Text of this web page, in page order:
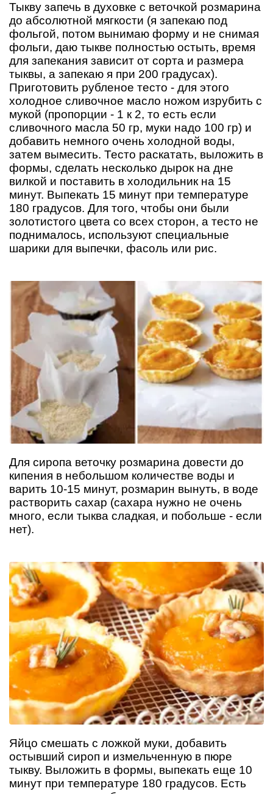
Тыкву запечь в духовке с веточкой розмарина
до абсолютной мягкости (я запекаю под
фольгой, потом вынимаю форму и не снимая
фольги, даю тыкве полностью остыть, время
для запекания зависит от сорта и размера
тыквы, а запекаю я при 200 градусах).
Приготовить рубленое тесто - для этого
холодное сливочное масло ножом изрубить с
мукой (пропорции - 1 к 2, то есть если
сливочного масла 50 гр, муки надо 100 гр) и
добавить немного очень холодной воды,
затем вымесить. Тесто раскатать, выложить в
формы, сделать несколько дырок на дне
вилкой и поставить в холодильник на 15
минут. Выпекать 15 минут при температуре
180 градусов. Для того, чтобы они были
золотистого цвета со всех сторон, а тесто не
поднималось, используют специальные
шарики для выпечки, фасоль или рис.
Для сиропа веточку розмарина довести до
кипения в небольшом количестве воды и
варить 10-15 минут, розмарин вынуть, в воде
растворить сахар (сахара нужно не очень
много, если тыква сладкая, и побольше - если
нет).
Яйцо смешать с ложкой муки, добавить
остывший сироп и измельченную в пюре
тыкву. Выложить в формы, выпекать еще 10
минут при температуре 180 градусов. Есть